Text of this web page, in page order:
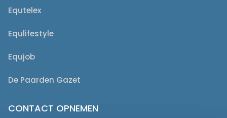
Equtelex
Equlifestyle
Equjob
De Paarden Gazet
CONTACT OPNEMEN